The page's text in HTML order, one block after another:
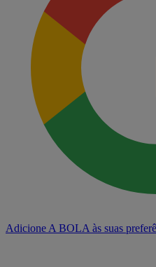
Adicione A BOLA às suas